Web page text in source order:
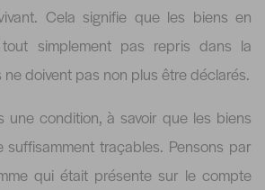
Cela signifie que les biens en
simplement pas repris dans la
ne doivent pas non plus être déclarés.
une condition, à savoir que les biens
suffisamment traçables. Pensons par
qui était présente sur le compte